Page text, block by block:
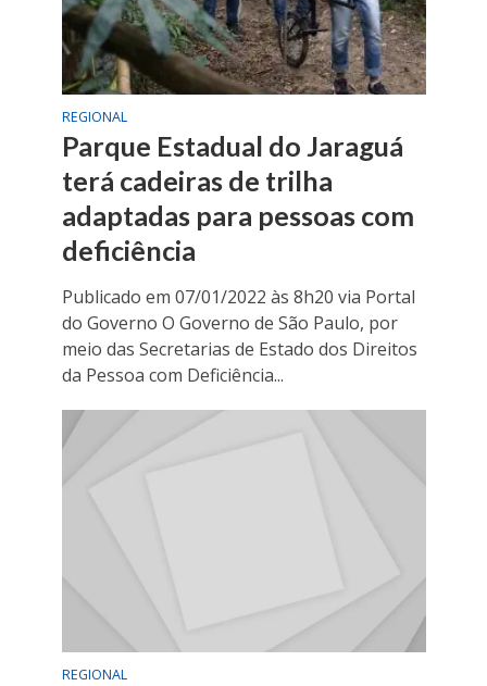
REGIONAL
Parque Estadual do Jaraguá
terá cadeiras de trilha
adaptadas para pessoas com
deficiência
Publicado em 07/01/2022 às 8h20 via Portal
do Governo O Governo de São Paulo, por
meio das Secretarias de Estado dos Direitos
da Pessoa com Deficiência...
REGIONAL